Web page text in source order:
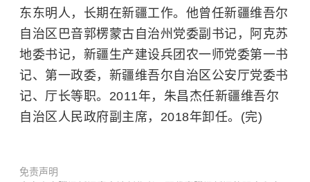
东东明人，长期在新疆工作。他曾任新疆维吾尔
自治区巴音郭楞蒙古自治州党委副书记，阿克苏
地委书记， 新疆生产建设兵团 农一师党委第一书
记、第一政委，新疆维吾尔自治区公安厅党委书
记、厅长等职。2011年，朱昌杰任新疆维吾尔
自治区人民政府副主席，2018年卸任。(完)
免责声明